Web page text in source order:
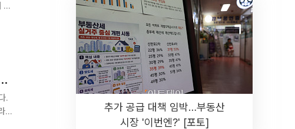
회 국민의힘, 추미애 세출 구조조정에 제동
.
는
추가 공급 대책 임박…부동산
시장 '이번엔?' [포토]